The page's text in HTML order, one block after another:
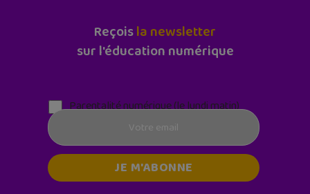
Reçoisla newsletter
sur l'éducation numérique
Parentalité numérique (le lundi matin)